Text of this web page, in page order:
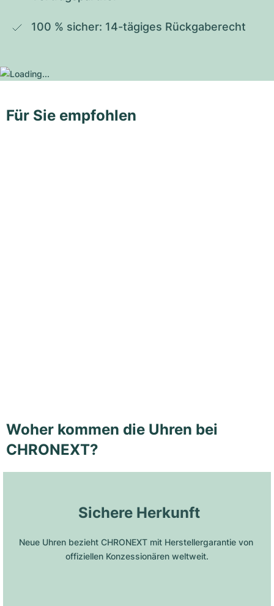
100 % sicher: 14-tägiges Rückgaberecht
Für Sie empfohlen
Woher kommen die Uhren bei
CHRONEXT?
Sichere Herkunft
Neue Uhren bezieht CHRONEXT mit Herstellergarantie von
offiziellen Konzessionären weltweit.